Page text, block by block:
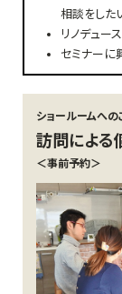
相談をした
リノデュー
セミナーに
ショールームへ
訪問による
＜事前予約＞